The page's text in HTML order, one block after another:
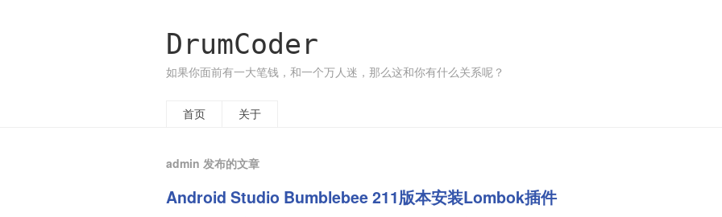
DrumCoder
如果你面前有一大笔钱，和一个万人迷，那么这和你有什么关系呢？
首页 关于
admin 发布的文章
Android Studio Bumblebee 211版本安装Lombok插件